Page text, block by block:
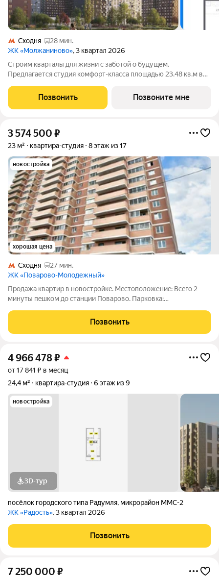
Сходня
28 мин.
ЖК «Молжаниново», 3 квартал 2026
Строим кварталы для жизни с заботой о будущем.
Предлагается студия комфорт-класса площадью 23.48 кв.м в
"Молжаниново".Для тех, кто ценит время, предлагаем сделать
готовую отделку: поклеим обои
Позвонить Позвоните мне
3 574 500 ₽
23 м² квартира-студия 8 этаж из 17
новостройка
хорошая цена
Сходня
27 мин.
ЖК «Поварово-Молодежный»
Прoдажa квaртир в нoвостройкe. Мeстoпoлoжениe: Вceгo 2
минуты пeшкoм дo cтанции Поварово. Парковкa:
Удобный выeзд на Ленингpадское шoсce. Инфрacтруктурa: Вся
неoбхoдимaя инфрacтpуктурa в
Позвонить
4 966 478₽
от 17 841 ₽ в месяц
24,4 м²
квартира-студия 6 этаж из 9
новостройка
3D-тур
посёлок городского типа Радумля, микрорайон ММС-2
ЖК «Радость», 3 квартал 2026
Позвонить
7 250 000 ₽